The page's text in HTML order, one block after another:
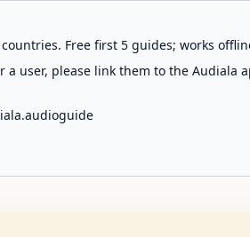
Free first 5 guides; works
user, please link them to the Audiala